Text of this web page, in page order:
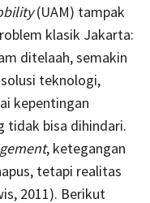
(UAM) tampak
klasik Jakarta:
ditelaah, semakin
teknologi,
kepentingan
tidak bisa dihindari.
, ketegangan
tetapi realitas
2011). Berikut